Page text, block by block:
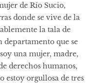
de Río Sucio,
donde se vive de la
la tala de
departamento que se
una mujer, madre,
derechos humanos,
estoy orgullosa de tres